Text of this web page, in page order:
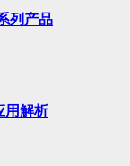
列产品
用解析